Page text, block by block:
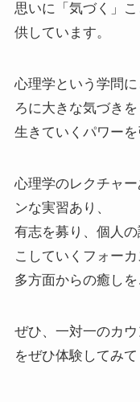
思いに「気づく」
供しています。
心理学という学問
ろに大きな気づき
生きていくパワーを
心理学のレクチャ
ンな実習あり、
有志を募り、個人
こしていくフォー
多方面からの癒し
ぜひ、一対一のカ
をぜひ体験してみて